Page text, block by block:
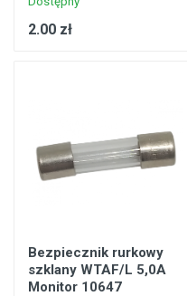
2.00 zł
Bezpiecznik rurkowy
szklany WTAF/L 5,0A
Monitor 10647